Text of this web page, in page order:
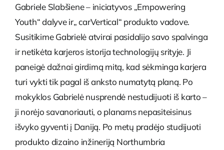
PARAMA
Gabriele Slabšiene – iniciatyvos „Empowering
Youth“ dalyve ir„ carVertical“ produkto vadove.
Susitikime Gabrielė atvirai pasidalijo savo spalvinga
ir netikėta karjeros istorija technologijų srityje. Ji
paneigė dažnai girdimą mitą, kad sėkminga karjera
turi vykti tik pagal iš anksto numatytą planą. Po
mokyklos Gabrielė nusprendė nestudijuoti iš karto –
ji norėjo savanoriauti, o planams nepasiteisinus
išvyko gyventi į Daniją. Po metų pradėjo studijuoti
produkto dizaino inžineriją Northumbria